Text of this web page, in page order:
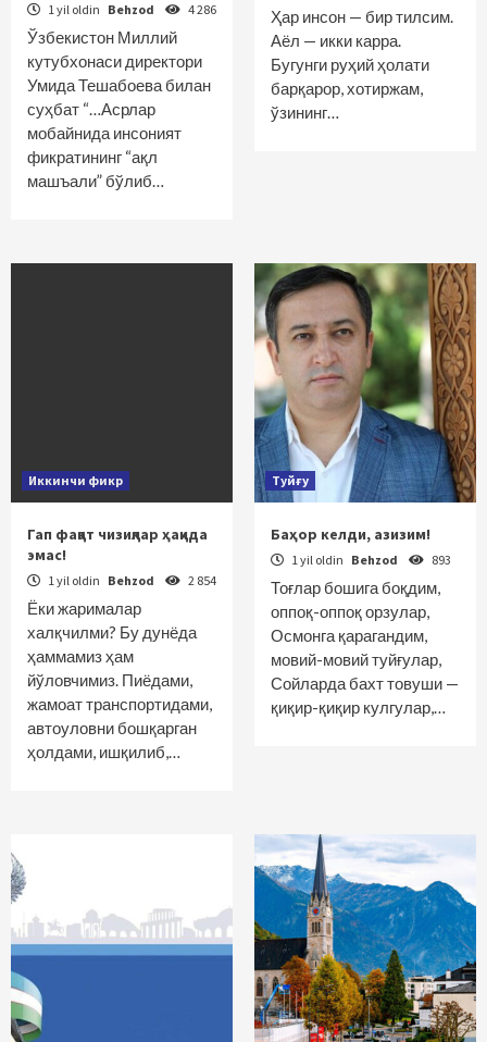
1 yil oldin Behzod 4 286
Ўзбекистон Миллий
кутубхонаси директори
Умида Тешабоева билан
суҳбат “…Асрлар
мобайнида инсоният
фикратининг “ақл
машъали” бўлиб…
Ҳар инсон — бир тилсим.
Аёл — икки карра.
Бугунги руҳий ҳолати
барқарор, хотиржам,
ўзининг…
Иккинчи фикр
Гап фақат чизиқлар ҳақида
эмас!
1 yil oldin Behzod 2 854
Ёки жарималар
халқчилми? Бу дунёда
ҳаммамиз ҳам
йўловчимиз. Пиёдами,
жамоат транспортидами,
автоуловни бошқарган
ҳолдами, ишқилиб,…
Туйғу
Баҳор келди, азизим!
1 yil oldin Behzod 893
Тоғлар бошига боқдим,
оппоқ-оппоқ орзулар,
Осмонга қарагандим,
мовий-мовий туйғулар,
Сойларда бахт товуши —
қиқир-қиқир кулгулар,…